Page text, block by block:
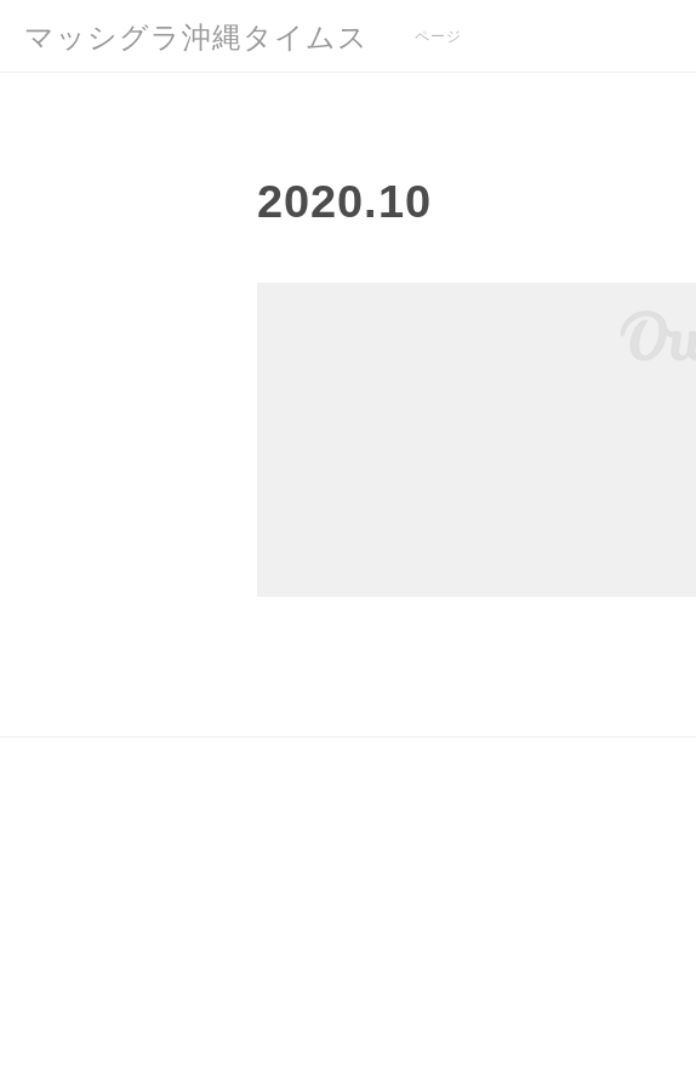
マッシグラ沖縄タイムス ページ
2020.10